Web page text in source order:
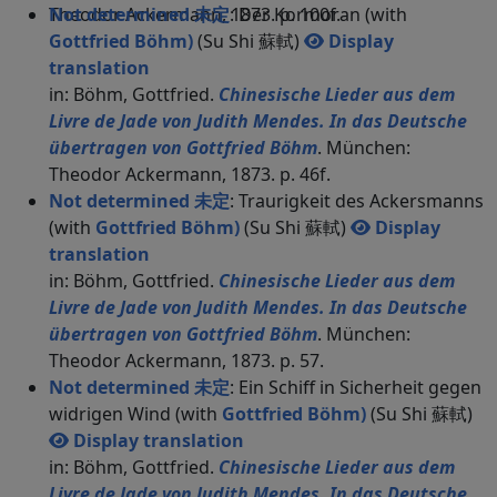
Theodor Ackermann, 1873. p. 100f.
Not determined 未定: Der Kormoran (with
Gottfried Böhm)(Su Shi 蘇軾)
Display
translation
in: Böhm, Gottfried. Chinesische Lieder aus dem
Livre de Jade von Judith Mendes. In das Deutsche
übertragen von Gottfried Böhm. München:
Theodor Ackermann, 1873. p. 46f.
Not determined 未定: Traurigkeit des Ackersmanns
(with Gottfried Böhm)(Su Shi 蘇軾)
Display
translation
in: Böhm, Gottfried. Chinesische Lieder aus dem
Livre de Jade von Judith Mendes. In das Deutsche
übertragen von Gottfried Böhm. München:
Theodor Ackermann, 1873. p. 57.
Not determined 未定: Ein Schiff in Sicherheit gegen
widrigen Wind (with Gottfried Böhm)(Su Shi 蘇軾)
Display translation
in: Böhm, Gottfried. Chinesische Lieder aus dem